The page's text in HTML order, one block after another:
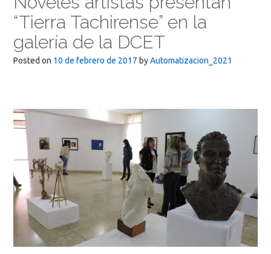
“Tierra Tachirense” en la
galería de la DCET
Posted on 10 de febrero de 2017 byAutomatizacion_2021